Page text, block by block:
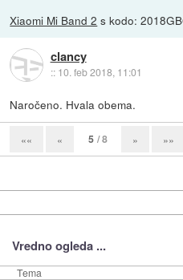
Xiaomi Mi Band 2 s kodo:
clancy
:: 10. feb 2018, 11:01
Naročeno. Hvala obema.
«« « 5 / 8 » »»
Vredno ogleda ...
Tema